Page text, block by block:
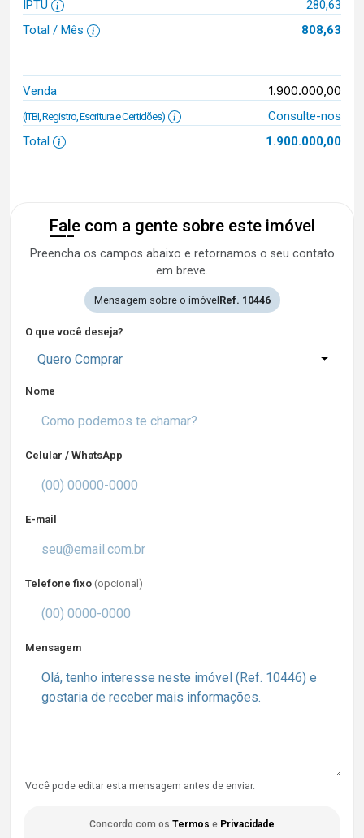
IPTU
280,63
Total / Mês
808,63
Venda 1.900.000,00
(ITBI, Registro, Escritura e Certidões)
Consulte-nos
Total
1.900.000,00
Fale com a gente sobre este imóvel
Preencha os campos abaixo e retornamos o seu contato
em breve.
Mensagem sobre o imóvelRef. 10446
O que você deseja?
Quero Comprar
Nome
Celular / WhatsApp
E-mail
Telefone fixo (opcional)
Mensagem
Você pode editar esta mensagem antes de enviar.
Concordo com os Termos e Privacidade